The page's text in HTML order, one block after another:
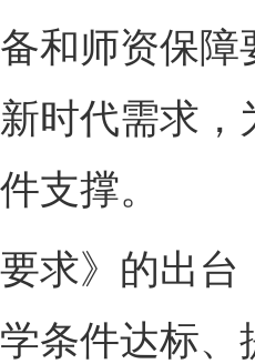
和师资保
时代需求
支撑。
》的出台
条件达标